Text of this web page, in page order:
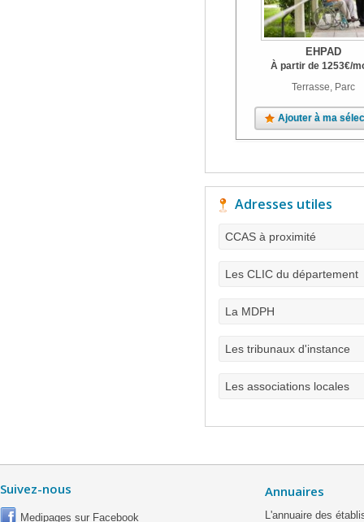
EHPAD
À partir de 1253€/
Terrasse, Parc
Ajouter à ma
Adresses utiles
CCAS à proximité
Les CLIC du département
La MDPH
Les tribunaux d'instance
Les associations locales
Suivez-nous
Medipages sur Facebook
Annuaires
L'annuaire des